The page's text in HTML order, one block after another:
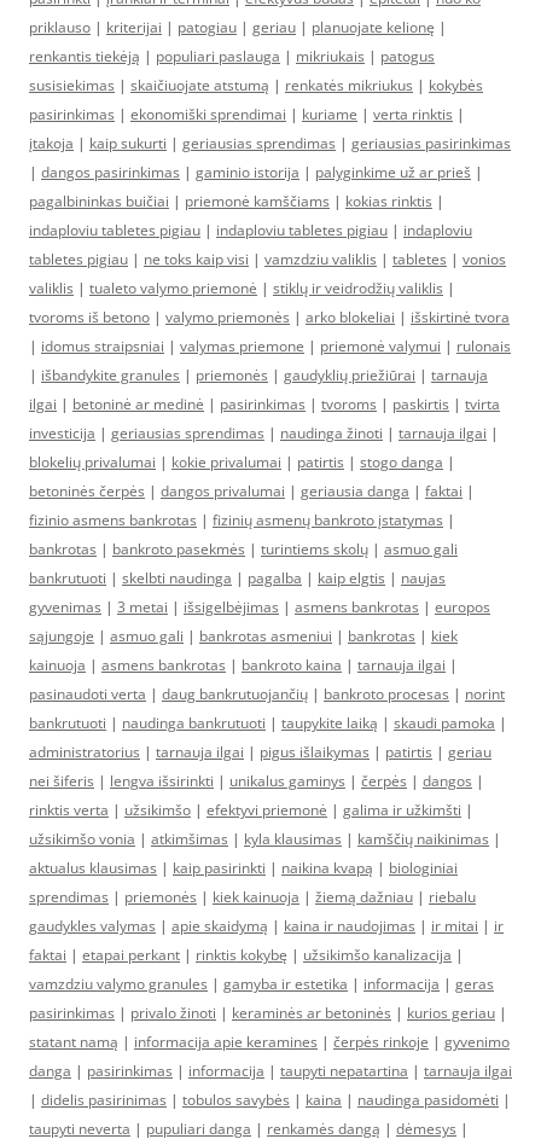
priklauso | kriterijai | patogiau | geriau | planuojate kelionę |
renkantis tiekėją | populiari paslauga | mikriukais | patogus
susisiekimas | skaičiuojate atstumą | renkatės mikriukus | kokybės
pasirinkimas | ekonomiški sprendimai | kuriame | verta rinktis |
įtakoja | kaip sukurti | geriausias sprendimas | geriausias pasirinkimas
| dangos pasirinkimas | gaminio istorija | palyginkime už ar prieš |
pagalbininkas buičiai | priemonė kamščiams | kokias rinktis |
indaploviu tabletes pigiau | indaploviu tabletes pigiau | indaploviu
tabletes pigiau | ne toks kaip visi | vamzdziu valiklis | tabletes | vonios
valiklis | tualeto valymo priemonė | stiklų ir veidrodžių valiklis |
tvoroms iš betono | valymo priemonės | arko blokeliai | išskirtinė tvora
| idomus straipsniai | valymas priemone | priemonė valymui | rulonais
| išbandykite granules | priemonės | gaudyklių priežiūrai | tarnauja
ilgai | betoninė ar medinė | pasirinkimas | tvoroms | paskirtis | tvirta
investicija | geriausias sprendimas | naudinga žinoti | tarnauja ilgai |
blokelių privalumai | kokie privalumai | patirtis | stogo danga |
betoninės čerpės | dangos privalumai | geriausia danga | faktai |
fizinio asmens bankrotas | fizinių asmenų bankroto įstatymas |
bankrotas | bankroto pasekmės | turintiems skolų | asmuo gali
bankrutuoti | skelbti naudinga | pagalba | kaip elgtis | naujas
gyvenimas | 3 metai | išsigelbėjimas | asmens bankrotas | europos
sąjungoje | asmuo gali | bankrotas asmeniui | bankrotas | kiek
kainuoja | asmens bankrotas | bankroto kaina | tarnauja ilgai |
pasinaudoti verta | daug bankrutuojančių | bankroto procesas | norint
bankrutuoti | naudinga bankrutuoti | taupykite laiką | skaudi pamoka |
administratorius | tarnauja ilgai | pigus išlaikymas | patirtis | geriau
nei šiferis | lengva išsirinkti | unikalus gaminys | čerpės | dangos |
rinktis verta | užsikimšo | efektyvi priemonė | galima ir užkimšti |
užsikimšo vonia | atkimšimas | kyla klausimas | kamščių naikinimas |
aktualus klausimas | kaip pasirinkti | naikina kvapą | biologiniai
sprendimas | priemonės | kiek kainuoja | žiemą dažniau | riebalu
gaudykles valymas | apie skaidymą | kaina ir naudojimas | ir mitai | ir
faktai | etapai perkant | rinktis kokybę | užsikimšo kanalizacija |
vamzdziu valymo granules | gamyba ir estetika | informacija | geras
pasirinkimas | privalo žinoti | keraminės ar betoninės | kurios geriau |
statant namą | informacija apie keramines | čerpės rinkoje | gyvenimo
danga | pasirinkimas | informacija | taupyti nepatartina | tarnauja ilgai
| didelis pasirinimas | tobulos savybės | kaina | naudinga pasidomėti |
taupyti neverta | pupuliari danga | renkamės dangą | dėmesys |